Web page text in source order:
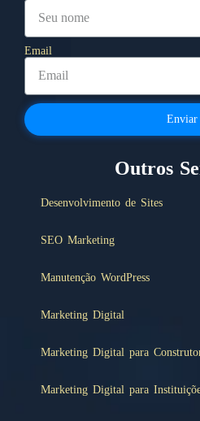
Email
Enviar
Outros
Desenvolvimento de Sites
SEO Marketing
Manutenção WordPress
Marketing Digital
Marketing Digital para
Marketing Digital para